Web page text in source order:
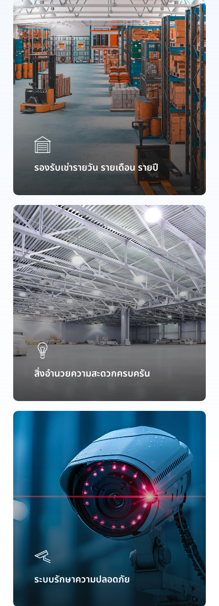
รองรับเช่ารายวัน รายเดือน รายปี
สิ่งอำนวยความสะดวกครบครัน
ระบบรักษาความปลอดภัย